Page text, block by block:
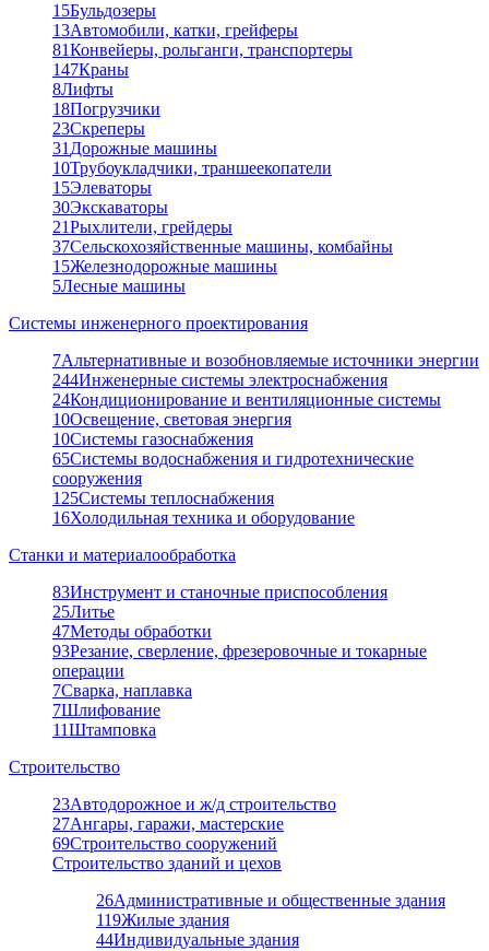
15Бульдозеры
13Автомобили, катки, грейферы
81Конвейеры, рольганги, транспортеры
147Краны
8Лифты
18Погрузчики
23Скреперы
31 Дорожные машины
10Трубоукладчики, траншеекопатели
15Элеваторы
30Экскаваторы
21Рыхлители, грейдеры
37Сельскохозяйственные машины, комбайны
15Железнодорожные машины
5Лесные машины
Системы инженерного проектирования
7Альтернативные и возобновляемые источники энергии
244Инженерные системы электроснабжения
24Кондиционирование и вентиляционные системы
10Освещение, световая энергия
10Системы газоснабжения
65Системы водоснабжения и гидротехнические
сооружения
125Системы теплоснабжения
16Холодильная техника и оборудование
Станки и материалообработка
83Инструмент и станочные приспособления
25Литье
47Методы обработки
93Резание, сверление, фрезеровочные и токарные
операции
7Сварка, наплавка
7Шлифование
11Штамповка
Строительство
23Автодорожное и ж/д строительство
27Ангары, гаражи, мастерские
69Строительство сооружений
Строительство зданий и цехов
26Административные и общественные здания
119Жилые здания
44Индивидуальные здания